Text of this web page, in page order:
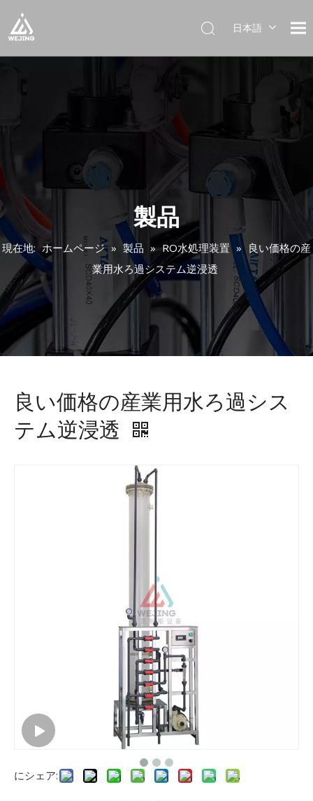
日本語
Español
製品
現在地: ホームページ » 製品 » RO水処理装置 » 良い価格の産
業用水ろ過システム逆浸透
良い価格の産業用水ろ過シス
テム逆浸透
にシェア: